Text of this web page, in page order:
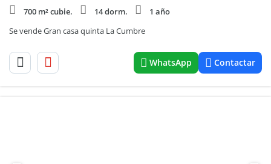
700 m² cubie.
14 dorm.
1 año
Se vende Gran casa quinta La Cumbre
WhatsApp Contactar